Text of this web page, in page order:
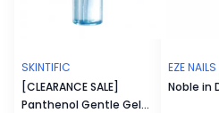
SKINTIFIC
[CLEARANCE SALE]
Panthenol Gentle Gel
EZE NAILS
Noble in